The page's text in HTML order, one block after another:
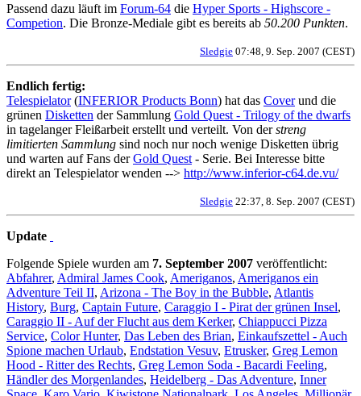
Passend dazu läuft im Forum-64 die Hyper Sports - Highscore -
Competion. Die Bronze-Mediale gibt es bereits ab 50.200 Punkten.
Sledgie 07:48, 9. Sep. 2007 (CEST)
Endlich fertig:
Telespielator(INFERIOR Products Bonn) hat das Coverund die
grünen Disketten der Sammlung Gold Quest - Trilogy of the dwarfs
in tagelanger Fleißarbeit erstellt und verteilt. Von derstreng
limitierten Sammlung sind noch nur noch wenige Disketten übrig
und warten auf Fans derGold Quest - Serie. Bei Interesse bitte
direkt an Telespielator wenden --> http://www.inferior-c64.de.vu/
Sledgie 22:37, 8. Sep. 2007 (CEST)
Update
Folgende Spiele wurden am 7. September 2007 veröffentlicht:
Abfahrer, Admiral James Cook, Ameriganos, Ameriganos ein
Adventure Teil II, Arizona - The Boy in the Bubble, Atlantis
History, Burg, Captain Future, Caraggio I - Pirat der grünen Insel,
Caraggio II - Auf der Flucht aus dem Kerker, Chiappucci Pizza
Service, Color Hunter, Das Leben des Brian, Einkaufszettel - Auch
Spione machen Urlaub, Endstation Vesuv, Etrusker, Greg Lemon
Hood - Ritter des Rechts, Greg Lemon Soda - Bacardi Feeling,
Händler des Morgenlandes, Heidelberg - Das Adventure, Inner